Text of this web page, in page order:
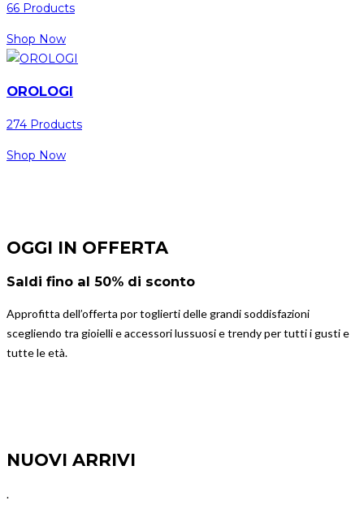
66 Products
Shop Now
OROLOGI
274 Products
Shop Now
OGGI IN OFFERTA
Saldi fino al 50% di sconto
Approfitta dell’offerta por toglierti delle grandi soddisfazioni
scegliendo tra gioielli e accessori lussuosi e trendy per tutti i gusti e
tutte le età.
NUOVI ARRIVI
.